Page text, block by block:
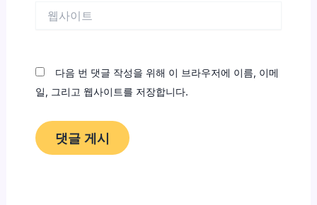
다음 번 댓글 작성을 위해 이 브라우저에 이름, 이메
일, 그리고 웹사이트를 저장합니다.